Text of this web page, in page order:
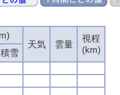
天気
雲量
視程
(km)
積雪
天気
雲量
視程
(km)
積雪
天気
雲量
視程
(km)
積雪
天気
雲量
視程
(km)
積雪